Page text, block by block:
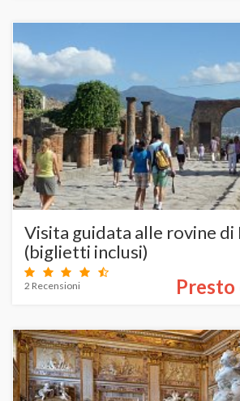
Visita guidata alle rovine di
(biglietti inclusi)
2 Recensioni